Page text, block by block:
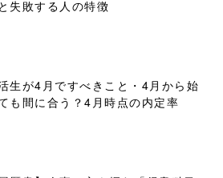
失敗する人の特徴
生が4月ですべきこと・4月から始
も間に合う？4月時点の内定率